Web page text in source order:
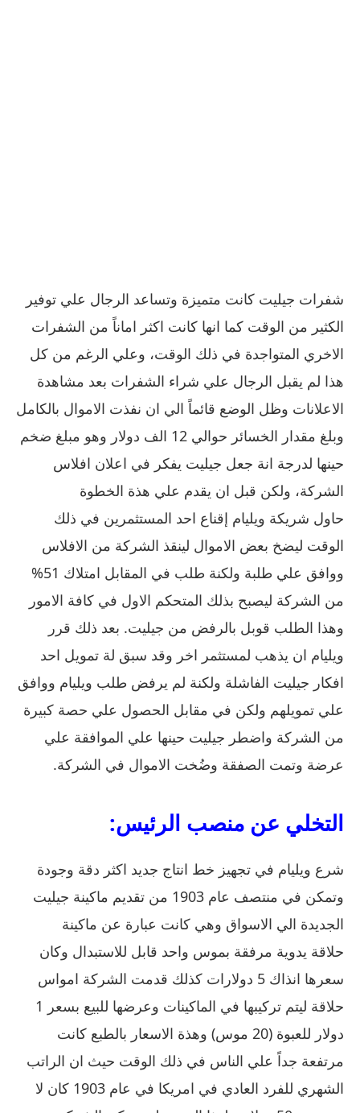
شفرات جيليت كانت متميزة وتساعد الرجال علي توفير
الكثير من الوقت كما انها كانت اكثر اماناً من الشفرات
الاخري المتواجدة في ذلك الوقت، وعلي الرغم من كل
هذا لم يقبل الرجال علي شراء الشفرات بعد مشاهدة
الاعلانات وظل الوضع قائماً الي ان نفذت الاموال بالكامل
وبلغ مقدار الخسائر حوالي 12 الف دولار وهو مبلغ ضخم
حينها لدرجة انة جعل جيليت يفكر في اعلان افلاس
الشركة، ولكن قبل ان يقدم علي هذة الخطوة
حاول شريكة ويليام إقناع احد المستثمرين في ذلك
الوقت ليضخ بعض الاموال لينقذ الشركة من الافلاس
ووافق علي طلبة ولكنة طلب في المقابل امتلاك 51%
من الشركة ليصبح بذلك المتحكم الاول في كافة الامور
وهذا الطلب قوبل بالرفض من جيليت. بعد ذلك قرر
ويليام ان يذهب لمستثمر اخر وقد سبق لة تمويل احد
افكار جيليت الفاشلة ولكنة لم يرفض طلب ويليام ووافق
علي تمويلهم ولكن في مقابل الحصول علي حصة كبيرة
من الشركة واضطر جيليت حينها علي الموافقة علي
عرضة وتمت الصفقة وضُخت الاموال في الشركة.
التخلي عن منصب الرئيس:
شرع ويليام في تجهيز خط انتاج جديد اكثر دقة وجودة
وتمكن في منتصف عام 1903 من تقديم ماكينة جيليت
الجديدة الي الاسواق وهي كانت عبارة عن ماكينة
حلاقة يدوية مرفقة بموس واحد قابل للاستبدال وكان
سعرها انذاك 5 دولارات كذلك قدمت الشركة امواس
حلاقة ليتم تركيبها في الماكينات وعرضها للبيع بسعر 1
دولار للعبوة (20 موس) وهذة الاسعار بالطبع كانت
مرتفعة جداً علي الناس في ذلك الوقت حيث ان الراتب
الشهري للفرد العادي في امريكا في عام 1903 كان لا